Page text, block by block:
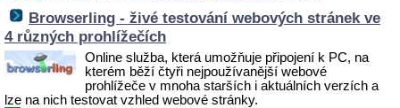
Browserling - živé testování webových stránek ve
4 různých prohlížečích
Online služba, která umožňuje připojení k PC, na
kterém běží čtyři nejpoužívanější webové
prohlížeče v mnoha starších i aktuálních verzích a
lze na nich testovat vzhled webové stránky.